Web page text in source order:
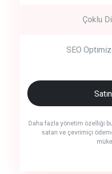
Çoklu
SEO
Daha fazla yönetim özelliği
satan ve çevrimiçi